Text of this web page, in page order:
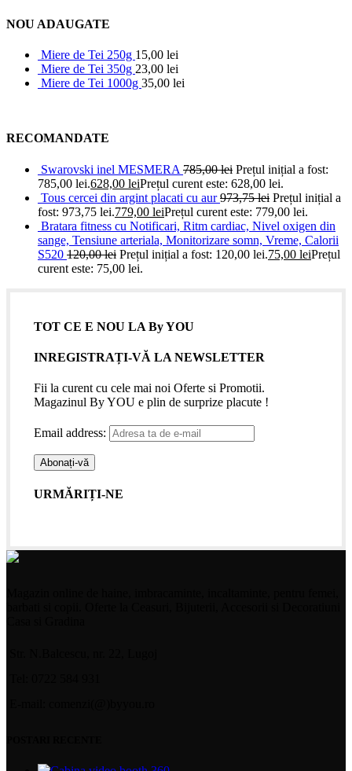
NOU ADAUGATE
Miere de Tei 250g 15,00 lei
Miere de Tei 350g 23,00 lei
Miere de Tei 1000g 35,00 lei
RECOMANDATE
Swarovski inel MESMERA 785,00lei Prețul inițial a fost:
785,00 lei.628,00 leiPrețul curent este: 628,00 lei.
Tous cercei din argint placati cu aur973,75lei Prețul inițial a
fost: 973,75 lei.779,00 leiPrețul curent este: 779,00 lei.
Bratara fitness cu Notificari, Ritm cardiac, Nivel oxigen din
sange, Tensiune arteriala, Monitorizare somn, Vreme, Calorii
S520 120,00lei Prețul inițial a fost: 120,00 lei.75,00 leiPrețul
curent este: 75,00 lei.
TOT CE E NOU LA By YOU
INREGISTRAȚI-VĂ LA NEWSLETTER
Fii la curent cu cele mai noi Oferte si Promotii.
Magazinul By YOU e plin de surprize placute !
Email address:
URMĂRIȚI-NE